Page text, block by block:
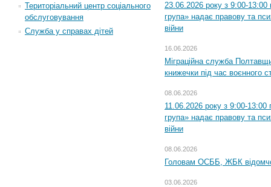
Територіальний центр соціального
обслуговування
Служба у справах дітей
23.06.2026 року з 9:00-13:00
група» надає правову та
війни
16.06.2026
Міграційна служба
книжечки під час воєнного
08.06.2026
11.06.2026 року з 9:00-13:00
група» надає правову та
війни
08.06.2026
Головам ОСББ, ЖБК
03.06.2026